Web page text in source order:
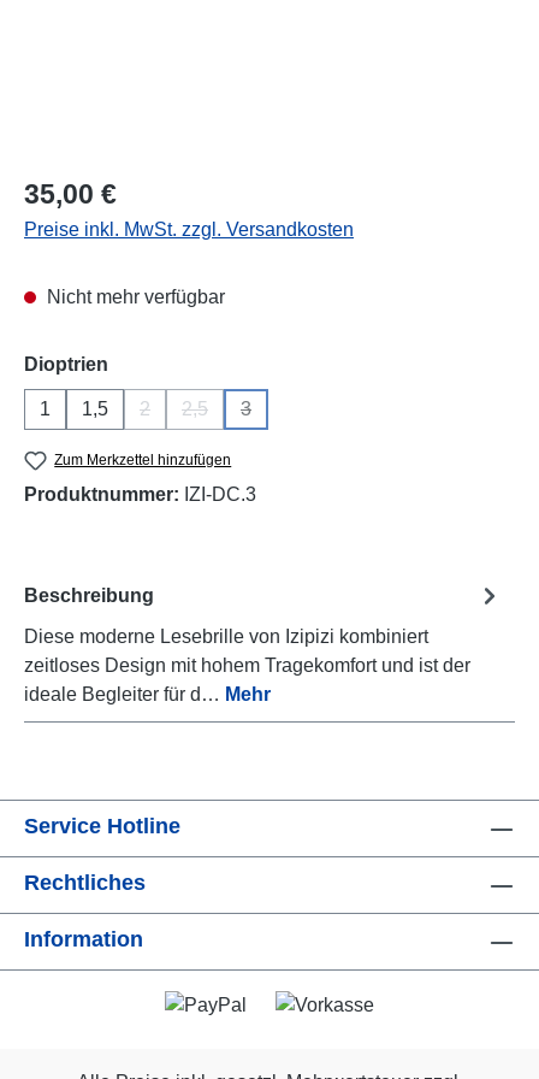
Regulärer Preis:
35,00 €
Preise inkl. MwSt. zzgl. Versandkosten
Nicht mehr verfügbar
Dioptrien
1 1,5 2
(Diese Option ist zurzeit nicht verfügbar.)
2,5
(Diese Option ist zurzeit nicht verfügbar.)
3
(Diese Option ist zurzeit nicht
Zum Merkzettel hinzufügen
Produktnummer: IZI-DC.3
Beschreibung
Diese moderne Lesebrille von Izipizi kombiniert
zeitloses Design mit hohem Tragekomfort und ist der
ideale Begleiter für d… Mehr
Service Hotline
Rechtliches
Information